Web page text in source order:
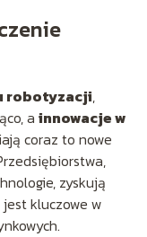
robotyzacji,
a innowacje w
coraz to nowe
zyskują
kluczowe w